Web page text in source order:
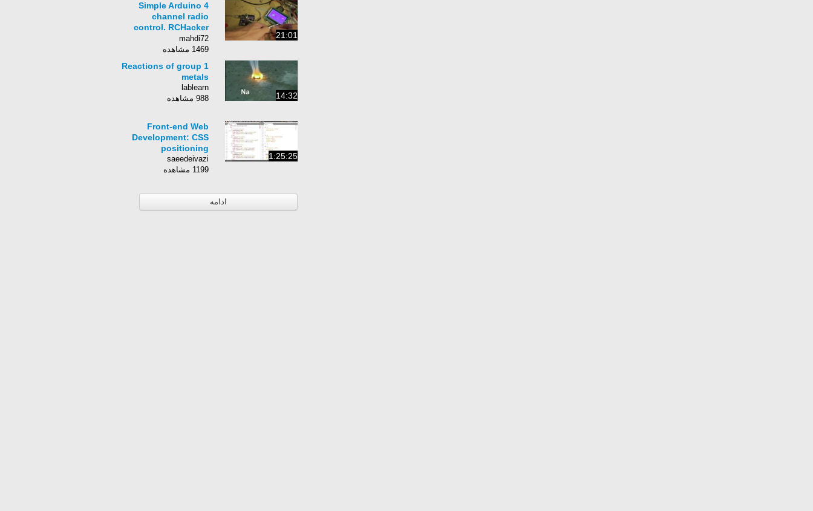
21:01
Simple Arduino 4
channel radio
control. RCHacker
#68
mahdi72
1469 مشاهده
14:32
Reactions of group 1
metals
lablearn
988 مشاهده
1:25:25
Front-end Web
Development: CSS
positioning
saeedeivazi
1199 مشاهده
ادامه